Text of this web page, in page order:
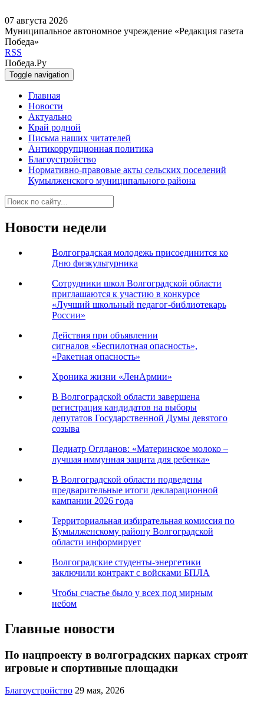
07 августа 2026
Муниципальное автономное учреждение «Редакция газета
Победа»
RSS
Победа.Ру
Toggle navigation
Главная
Новости
Актуально
Край родной
Письма наших читателей
Антикоррупционная политика
Благоустройство
Нормативно-правовые акты сельских поселений
Кумылженского муниципального района
Новости недели
Волгоградская молодежь присоединится ко
Дню физкультурника
Сотрудники школ Волгоградской области
приглашаются к участию в конкурсе
«Лучший школьный педагог-библиотекарь
России»
Действия при объявлении
сигналов «Беспилотная опасность»,
«Ракетная опасность»
Хроника жизни «ЛенАрмии»
В Волгоградской области завершена
регистрация кандидатов на выборы
депутатов Государственной Думы девятого
созыва
Педиатр Оглданов: «Материнское молоко –
лучшая иммунная защита для ребенка»
В Волгоградской области подведены
предварительные итоги декларационной
кампании 2026 года
Территориальная избирательная комиссия по
Кумылженскому району Волгоградской
области информирует
Волгоградские студенты-энергетики
заключили контракт с войсками БПЛА
Чтобы счастье было у всех под мирным
небом
Главные новости
По нацпроекту в волгоградских парках строят
игровые и спортивные площадки
Благоустройство 29 мая, 2026